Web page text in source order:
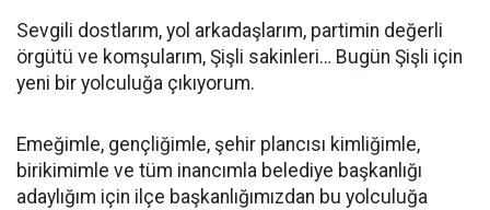
Sevgili dostlarım, yol arkadaşlarım, partimin değerli
örgütü ve komşularım, Şişli sakinleri… Bugün Şişli için
yeni bir yolculuğa çıkıyorum.
Emeğimle, gençliğimle, şehir plancısı kimliğimle,
birikimimle ve tüm inancımla belediye başkanlığı
adaylığım için ilçe başkanlığımızdan bu yolculuğa